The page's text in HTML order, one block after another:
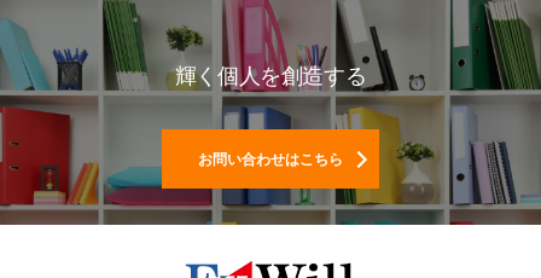
輝く個人を創造する
お問い合わせはこちら